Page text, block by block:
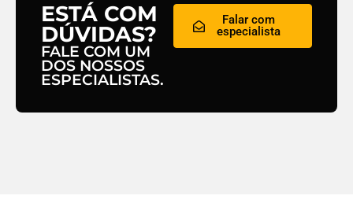
ESTÁ COM
DÚVIDAS?
FALE COM UM
DOS NOSSOS
ESPECIALISTAS.
Falar com
especialista